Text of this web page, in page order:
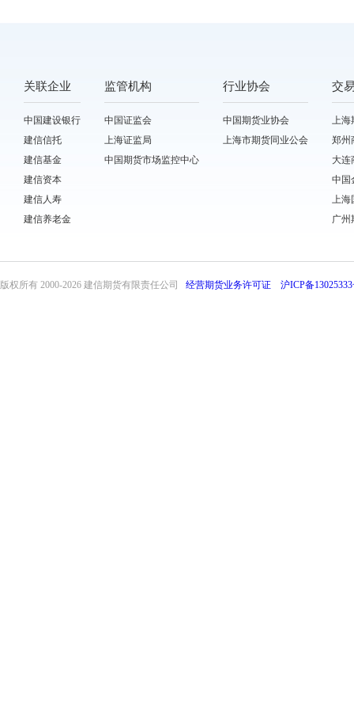
关联企业
中国建设银行
建信信托
建信基金
建信资本
建信人寿
建信养老金
监管机构
中国证监会
上海证监局
中国期货市场监控中心
行业协会
中国期货业协会
上海市期货同业公会
交
上海
郑州
大连
中国
上海
广州
版权所有 2000-2026 建信期货有限责任公司 经营期货业务许可证 沪ICP备